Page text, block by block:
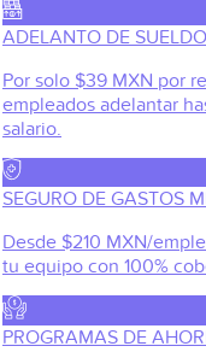
ADELANTO DE SUELDO
Por solo $39 MXN por
empleados adelantar
salario.
SEGURO DE GASTOS
Desde $210 MXN/
tu equipo con 100%
PROGRAMAS DE